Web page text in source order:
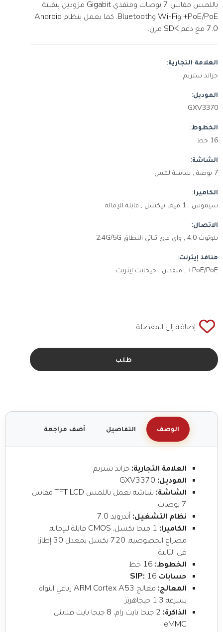
باللمس مقاس 7 بوصات ومنفذي Gigabit مزودين بتقنية
PoE/PoE+ وWi-Fi وBluetooth. كما يعمل بنظام Android
7.0 مع دعم SDK مرن.
العلامة التجارية:
جراند ستريم
الموديل:
GXV3370
الخطوط:
16 خط
الشاشة:
7 بوصة , شاشة لمس
الكاميرا:
سيموس , 1 ميغا بيكسل , قابلة للإمالة
الاتصال:
بلوتوث 4.0 , واي فاي ثنائي النطاق 2.4G/5G
منافذ إيثرنت:
PoE/PoE+ , منفذين , جيجابت إيثرنت
إضافة إلي المفضلة
طلب
الوصف التفاصيل أضف مراجعة
العلامة التجارية: جراند ستريم
الموديل:
الشاشة:
شاشة تعمل باللمس TFT LCD مقاس
7 بوصات
نظام التشغيل: أندرويد 7.0
الكاميرا:
1 ميجا بكسل، CMOS قابلة للإمالة،
مصراع الخصوصية، 720 بكسل بمعدل 30 إطارًا
في الثانية
الخطوط:
حسابات SIP: 16
المعالج:
معالج ARM Cortex A53 رباعي النواة
بسرعة 1.3 جيجاهرتز
الذاكرة:
2 جيجا بايت رام، 8 جيجا بايت فلاش
eMMC